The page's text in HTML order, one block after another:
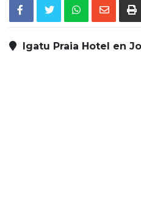
Igatu Praia Hotel en